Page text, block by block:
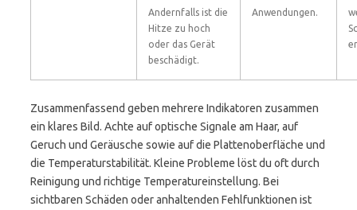
Andernfalls ist die
Hitze zu hoch
oder das Gerät
beschädigt.
Anwendungen.
Zusammenfassend geben mehrere Indikatoren zusammen
ein klares Bild. Achte auf optische Signale am Haar, auf
Geruch und Geräusche sowie auf die Plattenoberfläche und
die Temperaturstabilität. Kleine Probleme löst du oft durch
Reinigung und richtige Temperatureinstellung. Bei
sichtbaren Schäden oder anhaltenden Fehlfunktionen ist